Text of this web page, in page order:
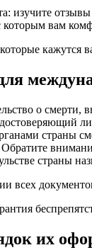
изучите
вам
кажутся
о смерти,
страны
страны
всех
их